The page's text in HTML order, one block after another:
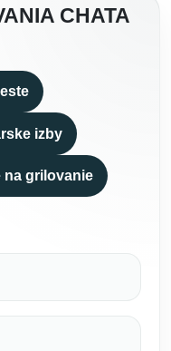
CHATA
izby
na grilovanie